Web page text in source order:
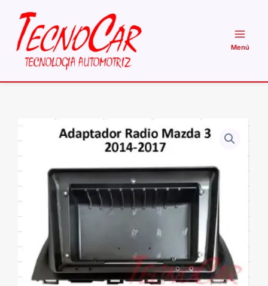
contenido
Adaptador
Radio
2014-
2017
9.1
Pulgadas
cantidad